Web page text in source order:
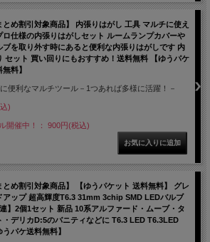
とめ割引対象商品】 内張りはがし 工具 マルチに使え
ロ仕様の内張りはがしセット ルームランプカバーや
ブを取り外す時にあると便利な内張りはがしです 内
セット 買い回りにもおすすめ！送料無料 【ゆうパケ
料】
に便利なマルチツール－1つあれば多様に活躍！－
)
開催中！： 900円(税込)
とめ割引対象商品】 【ゆうパケット 送料無料】 グレ
アップ 超高輝度T6.3 31mm 3chip SMD LEDバルブ
連】2個1セット 新品 10系アルファード・ムーブ・タ
・デリカD:5のバニティなどに T6.3 LED T6.3LED
うパケ送料無料】